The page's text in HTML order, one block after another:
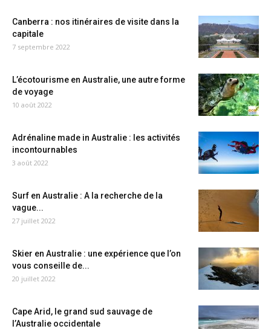
Canberra : nos itinéraires de visite dans la
capitale
7 septembre 2022
L’écotourisme en Australie, une autre forme
de voyage
10 août 2022
Adrénaline made in Australie : les activités
incontournables
3 août 2022
Surf en Australie : A la recherche de la
vague...
27 juillet 2022
Skier en Australie : une expérience que l’on
vous conseille de...
20 juillet 2022
Cape Arid, le grand sud sauvage de
l’Australie occidentale